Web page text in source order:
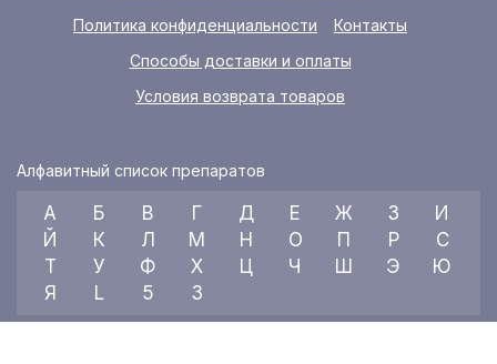
Политика конфиденциальности
Контакты
Способы доставки и оплаты
Условия возврата товаров
Алфавитный список препаратов
А Б В Г Д Е Ж З
И
Й
К Л М Н О П Р
С
Т
У Ф Х Ц Ч Ш Э
Ю
Я
L 5 3